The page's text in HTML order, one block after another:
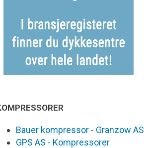
Bauer kompressor - Granzow AS
GPS AS - Kompressorer